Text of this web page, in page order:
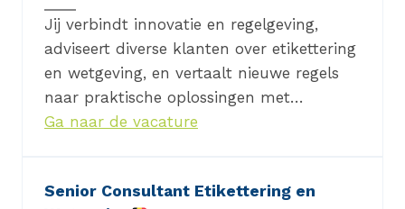
Jij verbindt innovatie en regelgeving,
adviseert diverse klanten over etikettering
en wetgeving, en vertaalt nieuwe regels
naar praktische oplossingen met…
Ga naar de vacature
Senior Consultant Etikettering en